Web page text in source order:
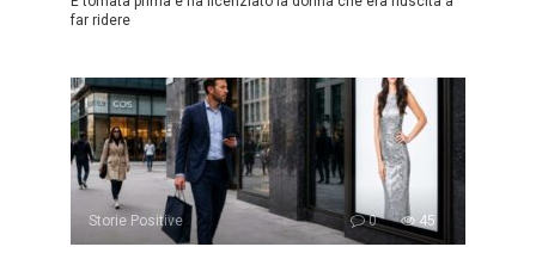
far ridere
Storie Positive 0 45